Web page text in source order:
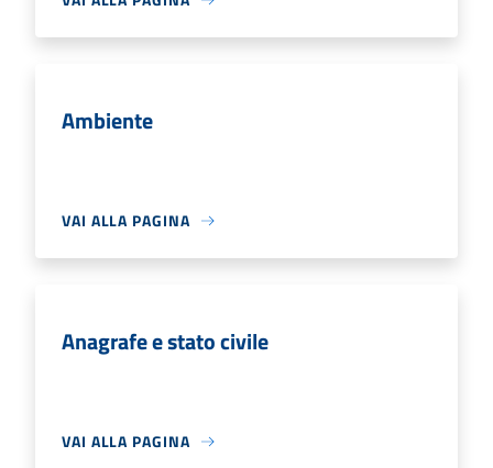
Ambiente
VAI ALLA PAGINA
Anagrafe e stato civile
VAI ALLA PAGINA